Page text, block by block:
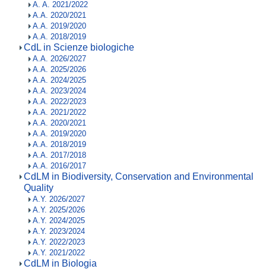
A. A. 2021/2022
A.A. 2020/2021
A.A. 2019/2020
A.A. 2018/2019
CdL in Scienze biologiche
A.A. 2026/2027
A.A. 2025/2026
A.A. 2024/2025
A.A. 2023/2024
A.A. 2022/2023
A.A. 2021/2022
A.A. 2020/2021
A.A. 2019/2020
A.A. 2018/2019
A.A. 2017/2018
A.A. 2016/2017
CdLM in Biodiversity, Conservation and Environmental
Quality
A.Y. 2026/2027
A.Y. 2025/2026
A.Y. 2024/2025
A.Y. 2023/2024
A.Y. 2022/2023
A.Y. 2021/2022
CdLM in Biologia